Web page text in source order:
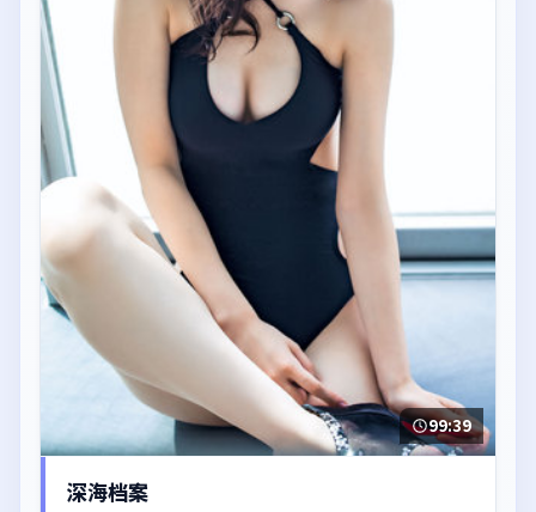
99:39
深海档案